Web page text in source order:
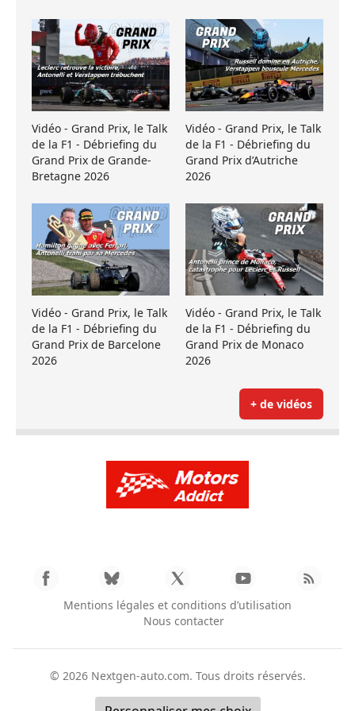
Vidéo - Grand Prix, le Talk
de la F1 - Débriefing du
Grand Prix de Grande-
Bretagne 2026
Vidéo - Grand Prix, le Talk
de la F1 - Débriefing du
Grand Prix d’Autriche
2026
Vidéo - Grand Prix, le Talk
de la F1 - Débriefing du
Grand Prix de Barcelone
2026
Vidéo - Grand Prix, le Talk
de la F1 - Débriefing du
Grand Prix de Monaco
2026
+ de vidéos
Mentions légales et conditions d’utilisation
Nous contacter
© 2026 Nextgen-auto.com. Tous droits réservés.